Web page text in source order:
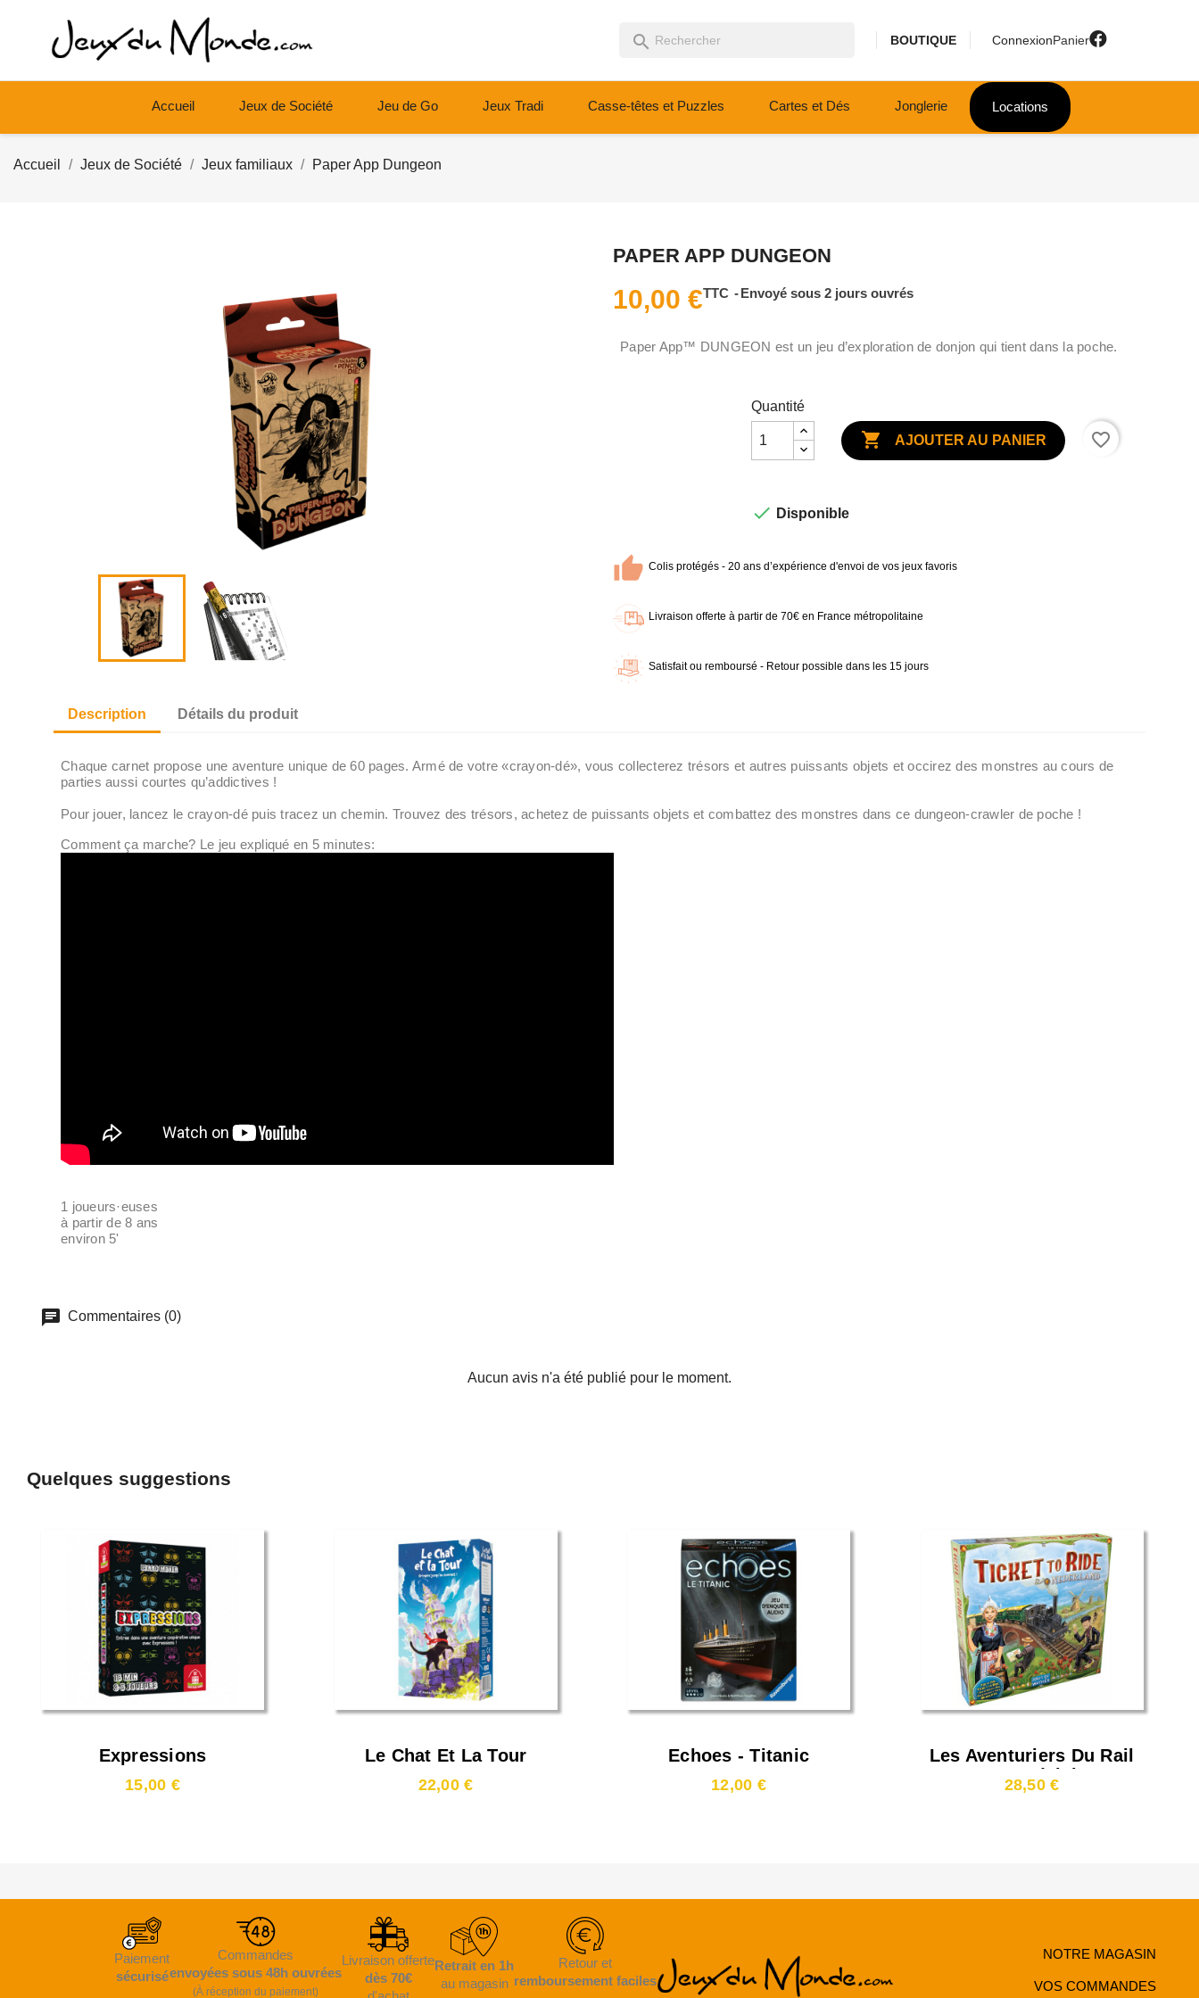
search BOUTIQUE ConnexionPanier
Accueil Jeux de Société Jeu de Go Jeux Tradi Casse-têtes et Puzzles Cartes et Dés Jonglerie Locations
Accueil Jeux de Société Jeux familiaux Paper App Dungeon
PAPER APP DUNGEON
10,00 €TTC Envoyé sous 2 jours ouvrés
Paper App™ DUNGEON est un jeu d’exploration de donjon qui tient dans la poche.
Quantité
 AJOUTER AU PANIER favorite_border
 Disponible
Colis protégés - 20 ans d’expérience d'envoi de vos jeux favoris
Livraison offerte à partir de 70€ en France métropolitaine
Satisfait ou remboursé - Retour possible dans les 15 jours
Description Détails du produit
Chaque carnet propose une aventure unique de 60 pages. Armé de votre «crayon-dé», vous collecterez trésors et autres puissants objets et occirez des monstres au cours de
parties aussi courtes qu’addictives !
Pour jouer, lancez le crayon-dé puis tracez un chemin. Trouvez des trésors, achetez de puissants objets et combattez des monstres dans ce dungeon-crawler de poche !
Comment ça marche? Le jeu expliqué en 5 minutes:
1 joueurs·euses
à partir de 8 ans
environ 5'
Commentaires (0)
Aucun avis n'a été publié pour le moment.
Quelques suggestions
Expressions
15,00 €
Le Chat Et La Tour
22,00 €
Echoes - Titanic
12,00 €
Les Aventuriers Du Rail
- Pays-Bas (Ticket To
Ride: Nederland)
28,50 €
Paiement
sécurisé
Commandes
envoyées sous 48h ouvrées
(À réception du paiement)
Livraison offerte
dès 70€
Retrait en 1h
au magasin
Retour et
remboursement faciles
NOTRE MAGASIN
VOS COMMANDES